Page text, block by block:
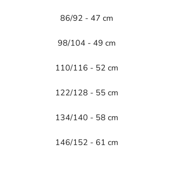
86/92 - 47 cm
98/104 - 49 cm
110/116 - 52 cm
122/128 - 55 cm
134/140 - 58 cm
146/152 - 61 cm